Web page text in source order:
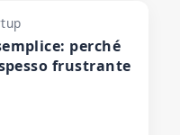
perché
frustrante